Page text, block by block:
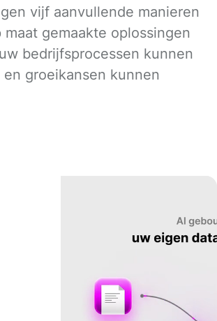
vijf aanvullende manieren
maat gemaakte oplossingen
bedrijfsprocessen kunnen
groeikansen kunnen